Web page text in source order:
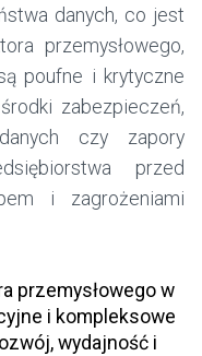
danych, co jest
przemysłowego,
poufne i krytyczne
zabezpieczeń,
czy zapory
przed
i zagrożeniami
przemysłowego w
i kompleksowe
wydajność i